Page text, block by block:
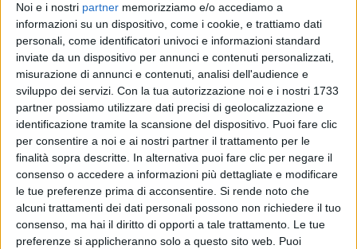
Noi e i nostri partner memorizziamo e/o accediamo a
informazioni su un dispositivo, come i cookie, e trattiamo dati
personali, come identificatori univoci e informazioni standard
inviate da un dispositivo per annunci e contenuti personalizzati,
misurazione di annunci e contenuti, analisi dell'audience e
sviluppo dei servizi. Con la tua autorizzazione noi e i nostri 1733
partner possiamo utilizzare dati precisi di geolocalizzazione e
identificazione tramite la scansione del dispositivo. Puoi fare clic
per consentire a noi e ai nostri partner il trattamento per le
finalità sopra descritte. In alternativa puoi fare clic per negare il
consenso o accedere a informazioni più dettagliate e modificare
le tue preferenze prima di acconsentire. Si rende noto che
alcuni trattamenti dei dati personali possono non richiedere il tuo
consenso, ma hai il diritto di opporti a tale trattamento. Le tue
preferenze si applicheranno solo a questo sito web. Puoi
SEGUICI
©2026RADIO ITALIA S.p.A. P.IVA 06832230152 | Tutti i diritti riservati. Per
derivanti dalla normativa dei diritti d'autore e dei diritti connessi.
Capitale Sociale € 580.000,00 interamente versato. Iscr. Reg. Imprese
Milano - C.F. e n° iscrizione 06832230152. Iscritta al R.E.A. di Milano al n°
1125258. Testata giornalistica Registrata n°286 - 3 Aprile 1987.
Sede Amministrativa: Viale Europa 49, 20093 Cologno Monzese (Mi)
|Tel. +39 02 254441 | Fax +39 02 25444220
Sede Legale: Via Savona 97, 20144 Milano